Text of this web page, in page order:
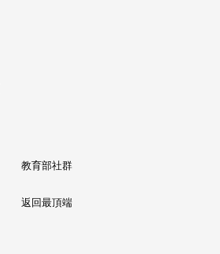
教育部社群
返回最頂端